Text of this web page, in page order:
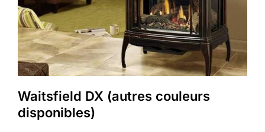
Waitsfield DX (autres couleurs
disponibles)